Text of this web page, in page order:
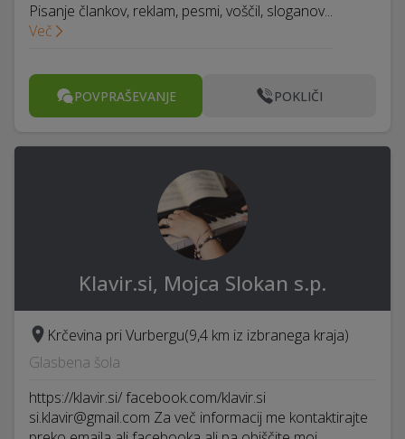
Pisanje člankov, reklam, pesmi, voščil, sloganov...
Več
POVPRAŠEVANJE POKLIČI
Klavir.si, Mojca Slokan s.p.
Krčevina pri Vurbergu(9,4 km iz izbranega kraja)
Glasbena šola
https://klavir.si/ facebook.com/klavir.si
si.klavir@gmail.com Za več informacij me kontaktirajte